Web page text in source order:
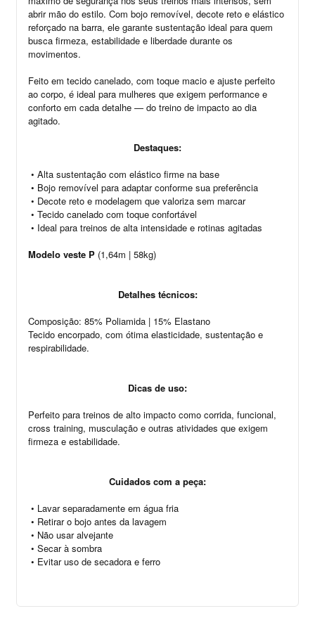
abrir mão do estilo. Com bojo removível, decote reto e elástico
reforçado na barra, ele garante sustentação ideal para quem
busca firmeza, estabilidade e liberdade durante os
movimentos.
Feito em tecido canelado, com toque macio e ajuste perfeito
ao corpo, é ideal para mulheres que exigem performance e
conforto em cada detalhe — do treino de impacto ao dia
agitado.
Destaques:
• Alta sustentação com elástico firme na base
• Bojo removível para adaptar conforme sua preferência
• Decote reto e modelagem que valoriza sem marcar
• Tecido canelado com toque confortável
• Ideal para treinos de alta intensidade e rotinas agitadas
Modelo veste P (1,64m | 58kg)
Detalhes técnicos:
Composição: 85% Poliamida | 15% Elastano
Tecido encorpado, com ótima elasticidade, sustentação e
respirabilidade.
Dicas de uso:
Perfeito para treinos de alto impacto como corrida, funcional,
cross training, musculação e outras atividades que exigem
firmeza e estabilidade.
Cuidados com a peça:
• Lavar separadamente em água fria
• Retirar o bojo antes da lavagem
• Não usar alvejante
• Secar à sombra
• Evitar uso de secadora e ferro